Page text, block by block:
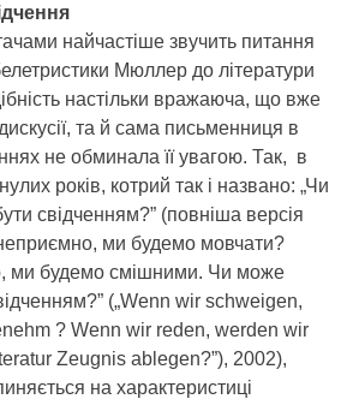
найчастіше звучить питання
Мюллер до літератури
настільки вражаюча, що вже
та й сама письменниця в
не обминала її увагою. Так, в
років, котрий так і названо: „Чи
свідченням?” (повніша версія
ми будемо мовчати?
ми будемо смішними. Чи може
(„Wenn wir schweigen,
? Wenn wir reden, werden wir
Zeugnis ablegen?”), 2002),
на характеристиці